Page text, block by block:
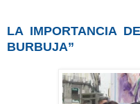
LA IMPORTANCIA
BURBUJA”